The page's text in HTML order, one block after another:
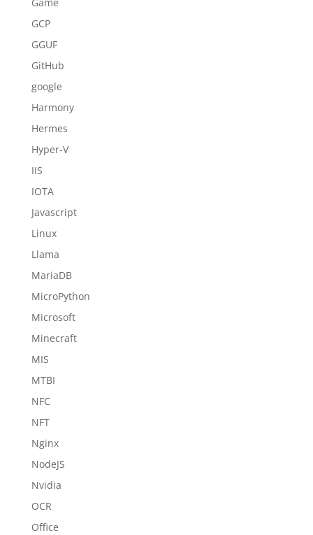
Game
GCP
GGUF
GitHub
google
Harmony
Hermes
Hyper-V
IIS
IOTA
Javascript
Linux
Llama
MariaDB
MicroPython
Microsoft
Minecraft
MIS
MTBI
NFC
NFT
Nginx
NodeJS
Nvidia
OCR
Office